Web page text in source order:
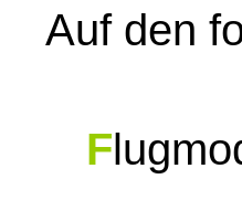
Auf den
F